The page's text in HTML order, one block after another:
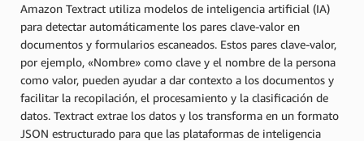
Amazon Textract utiliza modelos de inteligencia artificial (IA)
para detectar automáticamente los pares clave-valor en
documentos y formularios escaneados. Estos pares clave-valor,
por ejemplo, «Nombre» como clave y el nombre de la persona
como valor, pueden ayudar a dar contexto a los documentos y
facilitar la recopilación, el procesamiento y la clasificación de
datos. Textract extrae los datos y los transforma en un formato
JSON estructurado para que las plataformas de inteligencia